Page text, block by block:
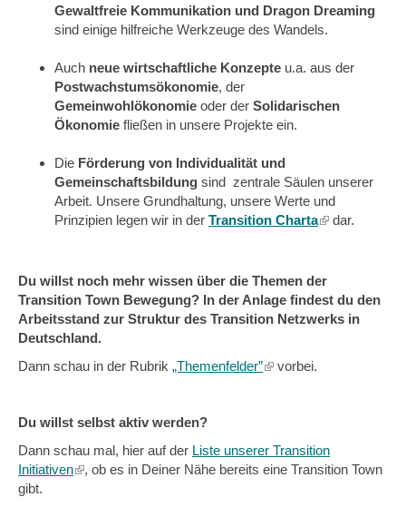
Gewaltfreie Kommunikation und Dragon Dreaming
sind einige hilfreiche Werkzeuge des Wandels.
Auch neue wirtschaftliche Konzepte u.a. aus der
Postwachstumsökonomie, der
Gemeinwohlökonomie oder der Solidarischen
Ökonomie fließen in unsere Projekte ein.
Die Förderung von Individualität und
Gemeinschaftsbildung sind zentrale Säulen unserer
Arbeit. Unsere Grundhaltung, unsere Werte und
Prinzipien legen wir in der Transition Charta(linkdar.
Du willst noch mehr wissen über die Themen der
Transition Town Bewegung? In der Anlage findest du den
Arbeitsstand zur Struktur des Transition Netzwerks in
Deutschland.
Dann schau in der Rubrik „Themenfelder”(linkvorbei.
Du willst selbst aktiv werden?
Dann schau mal, hier auf der Liste unserer Transition
Initiativen(link, ob es in Deiner Nähe bereits eine Transition Town
gibt.